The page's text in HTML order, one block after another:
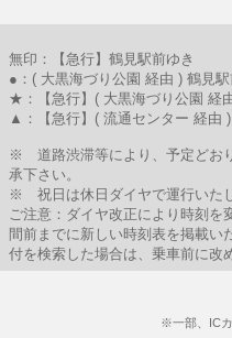
無印：【急行】鶴見駅前ゆき
●：( 大黒海づり公園 経由 ) 鶴見駅
★：【急行】( 大黒海づり公園 経
▲：【急行】( 流通センター 経由
※ 道路渋滞等により、予定どお
承下さい。
※ 祝日は休日ダイヤで運行いたし
ご注意：ダイヤ改正により時刻を
間前までに新しい時刻表を掲載い
付を検索した場合は、乗車前に改
※一部、ICカ